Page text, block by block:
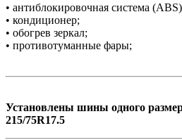
• антиблокировочная система
• кондиционер;
• обогрев зеркал;
• противотуманные фары;
Установлены шины одного
215/75R17.5